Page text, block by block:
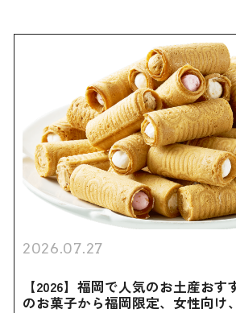
2026.07.27
【2026】福岡で人気のお土産お
のお菓子から福岡限定、女性向け